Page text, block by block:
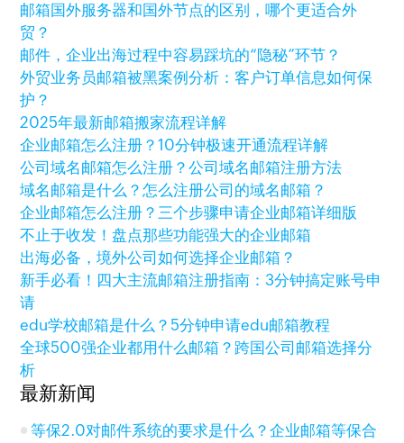
邮箱国外服务器和国外节点的区别，哪个更适合外
贸？
邮件，企业出海过程中容易踩坑的“隐秘”环节？
外贸业务员邮箱被黑案例分析：客户订单信息如何保
护？
2025年最新邮箱搬家流程详解
企业邮箱怎么注册？10分钟极速开通流程详解
公司域名邮箱怎么注册？公司域名邮箱注册方法
域名邮箱是什么？怎么注册公司的域名邮箱？
企业邮箱怎么注册？三个步骤申请企业邮箱详细版
不止于收发！盘点那些功能强大的企业邮箱
出海必备，境外公司如何选择企业邮箱？
新手必看！四大主流邮箱注册指南：3分钟搞定账号申
请
edu学校邮箱是什么？5分钟申请edu邮箱教程
全球500强企业都用什么邮箱？跨国公司邮箱选择分
析
最新新闻
等保2.0对邮件系统的要求是什么？企业邮箱等保合